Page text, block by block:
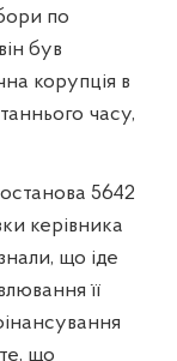
по
був
корупція в
часу,
5642
керівника
що іде
її
що